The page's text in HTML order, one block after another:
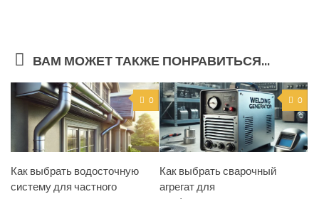
ВАМ МОЖЕТ ТАКЖЕ ПОНРАВИТЬСЯ...
0
Как выбрать водосточную
систему для частного
0
Как выбрать сварочный
агрегат для